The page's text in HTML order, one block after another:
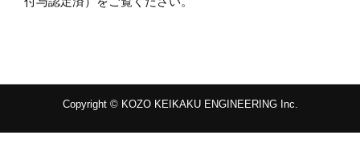
Copyright © KOZO KEIKAKU ENGINEERING Inc.